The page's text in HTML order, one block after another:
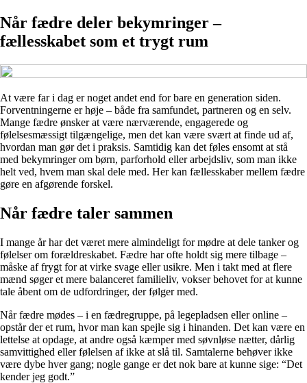
Når fædre deler bekymringer –
fællesskabet som et trygt rum
At være far i dag er noget andet end for bare en generation siden.
Forventningerne er høje – både fra samfundet, partneren og en selv.
Mange fædre ønsker at være nærværende, engagerede og
følelsesmæssigt tilgængelige, men det kan være svært at finde ud af,
hvordan man gør det i praksis. Samtidig kan det føles ensomt at stå
med bekymringer om børn, parforhold eller arbejdsliv, som man ikke
helt ved, hvem man skal dele med. Her kan fællesskaber mellem fædre
gøre en afgørende forskel.
Når fædre taler sammen
I mange år har det været mere almindeligt for mødre at dele tanker og
følelser om forældreskabet. Fædre har ofte holdt sig mere tilbage –
måske af frygt for at virke svage eller usikre. Men i takt med at flere
mænd søger et mere balanceret familieliv, vokser behovet for at kunne
tale åbent om de udfordringer, der følger med.
Når fædre mødes – i en fædregruppe, på legepladsen eller online –
opstår der et rum, hvor man kan spejle sig i hinanden. Det kan være en
lettelse at opdage, at andre også kæmper med søvnløse nætter, dårlig
samvittighed eller følelsen af ikke at slå til. Samtalerne behøver ikke
være dybe hver gang; nogle gange er det nok bare at kunne sige: “Det
kender jeg godt.”